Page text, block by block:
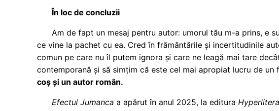
În loc de concluzii
Am de fapt un mesaj pentru autor: umorul tău m-a prins, e
ce vine la pachet cu ea. Cred în frământările și incertitudinile
comun pe care nu îl putem ignora și care ne leagă mai tare
contemporană și să simțim că este cel mai apropiat lucru de un
coș și un autor român.
Efectul Jumancaa apărut în anul 2025, la editura